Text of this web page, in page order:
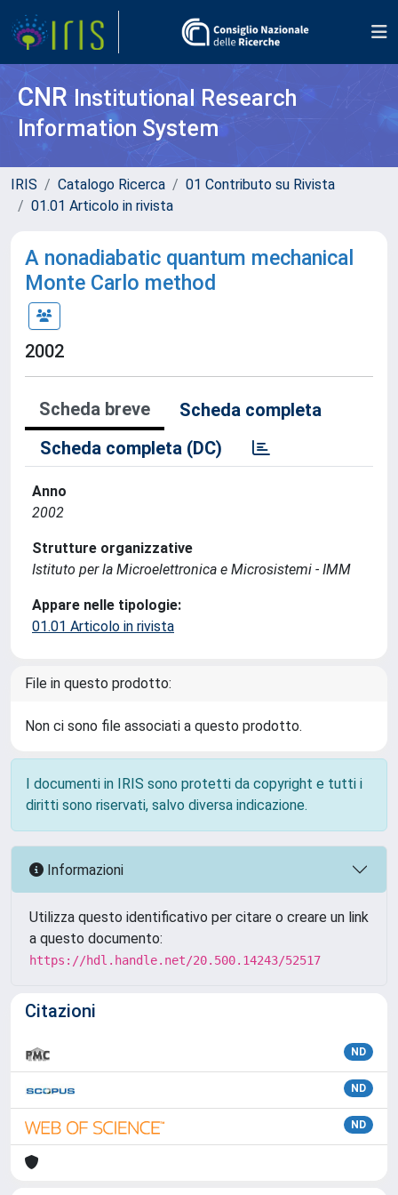
CNR Institutional Research
Information System
IRIS Catalogo Ricerca
01 Contributo su Rivista
01.01 Articolo in rivista
A nonadiabatic quantum mechanical
Monte Carlo method
2002
Scheda breve
Scheda completa
Scheda completa (DC)
Anno
2002
Strutture organizzative
Istituto per la Microelettronica e Microsistemi - IMM
Appare nelle tipologie:
01.01 Articolo in rivista
File in questo prodotto:
Non ci sono file associati a questo prodotto.
I documenti in IRIS sono protetti da copyright e tutti i
diritti sono riservati, salvo diversa indicazione.
Informazioni
Utilizza questo identificativo per citare o creare un link
a questo documento:
https://hdl.handle.net/20.500.14243/52517
Citazioni
ND
ND
ND